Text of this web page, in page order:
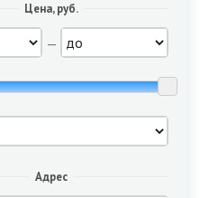
Цена, руб.
—
Адрес